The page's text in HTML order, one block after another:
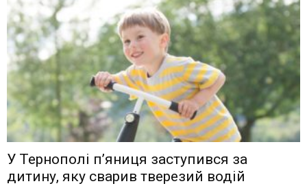
У Тернополі п’яниця заступився за
дитину, яку сварив тверезий водій